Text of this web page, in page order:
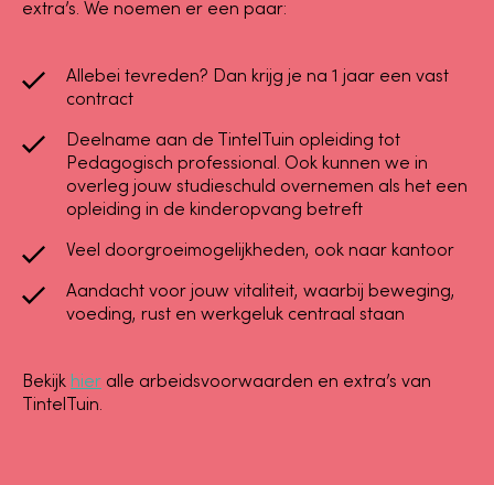
extra’s. We noemen er een paar:
Allebei tevreden? Dan krijg je na 1 jaar een vast
contract
Deelname aan de TintelTuin opleiding tot
Pedagogisch professional. Ook kunnen we in
overleg jouw studieschuld overnemen als het een
opleiding in de kinderopvang betreft
Veel doorgroeimogelijkheden, ook naar kantoor
Aandacht voor jouw vitaliteit, waarbij beweging,
voeding, rust en werkgeluk centraal staan
Bekijk hier alle arbeidsvoorwaarden en extra’s van
TintelTuin.